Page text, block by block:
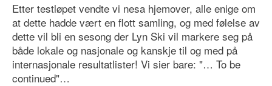
Etter testløpet vendte vi nesa hjemover, alle enige om
at dette hadde vært en flott samling, og med følelse av
dette vil bli en sesong der Lyn Ski vil markere seg på
både lokale og nasjonale og kanskje til og med på
internasjonale resultatlister! Vi sier bare: "… To be
continued"…